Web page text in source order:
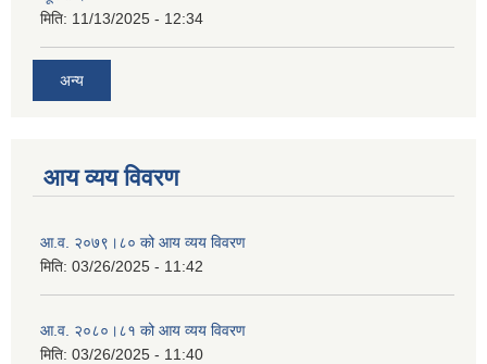
मिति: 11/13/2025 - 12:34
अन्य
आय व्यय विवरण
आ.व. २०७९।८० को आय व्यय विवरण
मिति: 03/26/2025 - 11:42
आ.व. २०८०।८१ को आय व्यय विवरण
मिति: 03/26/2025 - 11:40